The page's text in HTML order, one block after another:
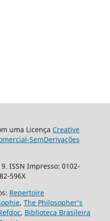
uma Licença Creative
SemDerivações
ISSN Impresso: 0102-
596X
Repertoire
, The Philosopher’s
, Biblioteca Brasileira